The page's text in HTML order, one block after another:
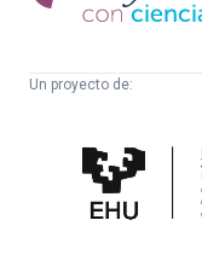
ciencia
Un proyecto de:
Cultura
Científica